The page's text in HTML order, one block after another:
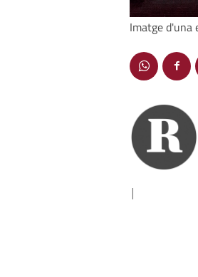
Imatge d'una
|